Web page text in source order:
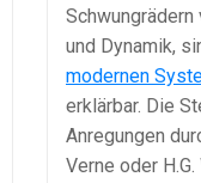
und Dynamik,
modernen
erklärbar. Die
Anregungen
Verne oder